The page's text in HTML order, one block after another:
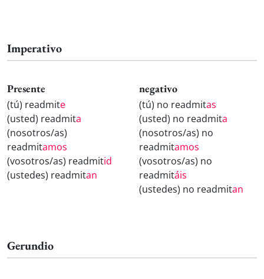
Imperativo
Presente
(tú) readmite
(usted) readmita
(nosotros/as)
readmitamos
(vosotros/as) readmitid
(ustedes) readmitan
negativo
(tú) no readmitas
(usted) no readmita
(nosotros/as) no
readmitamos
(vosotros/as) no
readmitáis
(ustedes) no readmitan
Gerundio